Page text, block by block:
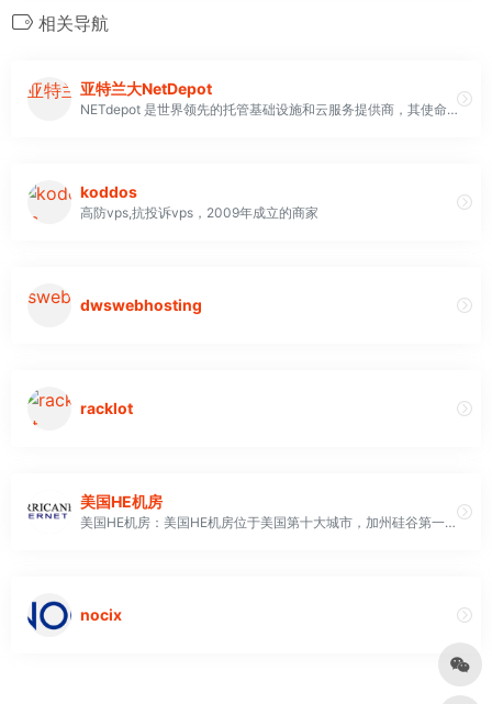
相关导航
亚特兰大NetDepot
NETdepot 是世界领先的托管基础​​设施和云服务提供商，其使命是提供卓越、顺畅的客户体验。我们努力通过加快产品的价值实现速度并通过精心设计的解决方案创造成功的结果来赢得客户的青睐。作为一家拥有 29 年成功经验、行业领先地位和专业知识的公司，我们的合作伙伴可以围绕我们的产品和服务制定增长战略。
koddos
高防vps,抗投诉vps，2009年成立的商家
dwswebhosting
racklot
美国HE机房
美国HE机房：美国HE机房位于美国第十大城市，加州硅谷第一大城San Jose的Market街，是一家领先的国际互联网骨干网运营服务商He.Net，成立于1994年，利用独特的线路优势发展的同时密切结合大陆市场的需求，针对国内顾客需求专门优化，硅谷机房中，中国访问速度最好的，是目前美国链接中国最快的最稳定的美国服务器机房之一。美国he机房所在大楼为整个北加州的互联网中心节点。整个硅谷，乃至北加州的网络由此连接到互联网上。世界上最大的电信网络公司MCI(MAE-WEST)是我们机房的邻居。加州离开亚洲的物理距离最近，同时我们又专门进行了线路优化，据LINKWAN测试，从SanJose到中国基本保持190ms的传输速度
nocix